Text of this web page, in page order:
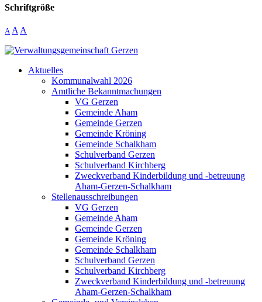
Schriftgröße
A A A
Aktuelles
Kommunalwahl 2026
Amtliche Bekanntmachungen
VG Gerzen
Gemeinde Aham
Gemeinde Gerzen
Gemeinde Kröning
Gemeinde Schalkham
Schulverband Gerzen
Schulverband Kirchberg
Zweckverband Kinderbildung und -betreuung
Aham-Gerzen-Schalkham
Stellenausschreibungen
VG Gerzen
Gemeinde Aham
Gemeinde Gerzen
Gemeinde Kröning
Gemeinde Schalkham
Schulverband Gerzen
Schulverband Kirchberg
Zweckverband Kinderbildung und -betreuung
Aham-Gerzen-Schalkham